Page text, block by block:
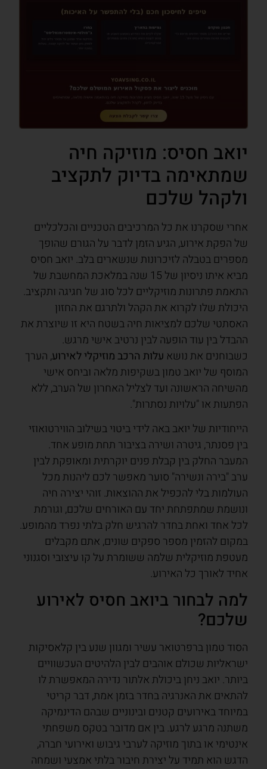
יואב חסיס: מוזיקה חיה
שמתאימה בדיוק לתקציב
ולקהל שלכם
אחרי שסקרנו את כל המרכיבים הטכניים והכלכליים
של הפקת אירוע, הגיע הזמן לדבר על הגורם שהופך
מספרים בטבלה לזיכרונות שנשארים בלב. יואב חסיס
מביא איתו ניסיון של 15 שנה במלאכת המחשבת של
התאמת פתרונות מוזיקליים לכל סוג של חגיגה ותקציב.
היכולת שלו לקרוא את הקהל ולתרגם את החזון
האסתטי שלכם למציאות חיה בשטח היא זו שיוצרת את
ההבדל בין עוד הופעה לבין נרטיב אישי מרגש.
כשבוחנים את נושא עלות הרכב מוזיקלי לאירוע, הערך
המוסף של יואב טמון בשקיפות מלאה וביחס אישי
מהשיחה הראשונה ועד לצליל האחרון של הערב, ללא
הפתעות או "עלויות נסתרות".
הייחודיות של יואב באה לידי ביטוי בשילוב הווירטואוזי
בין פסנתר, גיטרה ושירה בציבור תחת מופע אחד.
המעבר החלק בין קבלת פנים יוקרתית ומאופקת לבין
ערב "בירה ונשירה" סוער מאפשר לכם ליהנות מכל
העולמות בלי להכפיל את ההוצאות. זוהי יצירה חיה
ונושמת שמתפתחת יחד עם האורחים שלכם, וגורמת
לכל אחד ואחת בחדר להרגיש חלק בלתי נפרד מהמופע.
במקום להזמין מספר ספקים שונים, אתם מקבלים
מעטפת מוזיקלית שלמה ששומרת על קו עיצובי וסגנוני
אחיד לאורך כל האירוע.
למה לבחור ביואב חסיס לאירוע
שלכם?
הסוד טמון ברפרטואר עשיר ומגוון שנע בין קלאסיקות
ישראליות שכולם אוהבים לבין הלהיטים העכשוויים
ביותר. יואב ניחן ביכולת אלתור נדירה המאפשרת לו
להתאים את האנרגיה בחדר בזמן אמת, דבר קריטי
במיוחד באירועים קטנים ובינוניים שבהם הדינמיקה
משתנה מרגע לרגע. בין אם מדובר בטקס משפחתי
אינטימי או בתוך מוזיקה לערבי גיבוש ואירועי חברה,
הדגש הוא תמיד על יצירת חיבור בלתי אמצעי ושמחה